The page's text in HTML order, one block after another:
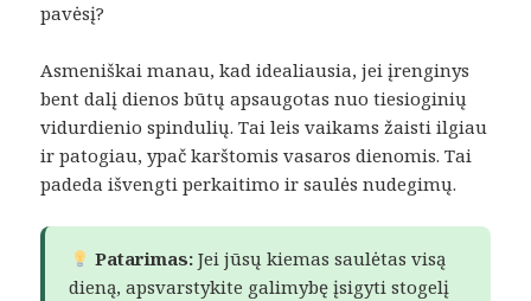
pavėsį?
Asmeniškai manau, kad idealiausia, jei įrenginys
bent dalį dienos būtų apsaugotas nuo tiesioginių
vidurdienio spindulių. Tai leis vaikams žaisti ilgiau
ir patogiau, ypač karštomis vasaros dienomis. Tai
padeda išvengti perkaitimo ir saulės nudegimų.
Patarimas:Jei jūsų kiemas saulėtas visą
dieną, apsvarstykite galimybę įsigyti stogelį